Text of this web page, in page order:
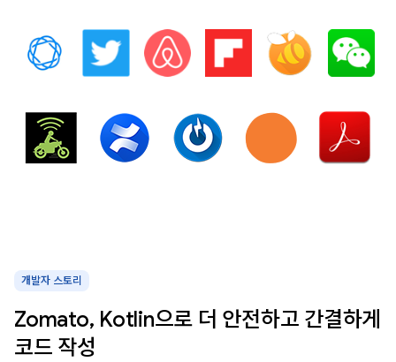
개발자 스토리
Zomato, Kotlin으로 더 안전하고 간결하게
코드 작성